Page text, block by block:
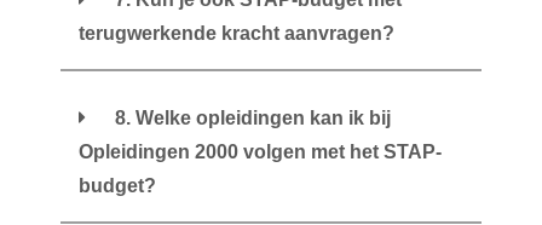
terugwerkende kracht aanvragen?
8. Welke opleidingen kan ik bij
Opleidingen 2000 volgen met het STAP-
budget?